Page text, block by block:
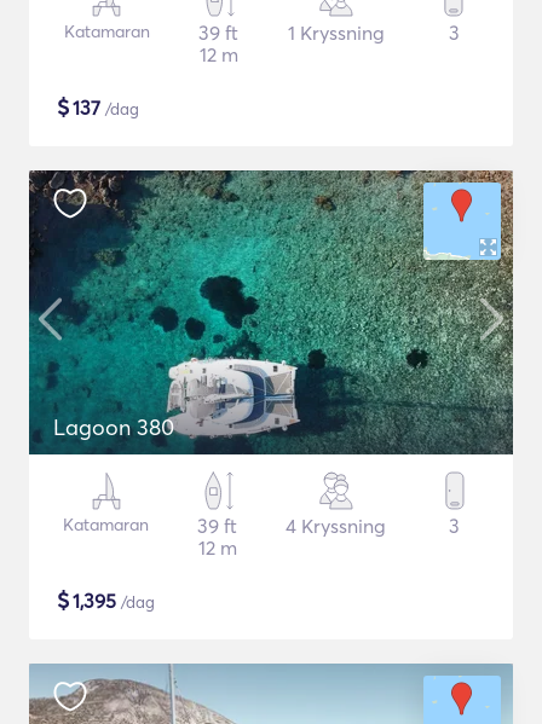
Katamaran
39 ft
12 m
1 Kryssning 3
$137 /dag
Lagoon 380
Katamaran
39 ft
12 m
4 Kryssning 3
$1,395 /dag